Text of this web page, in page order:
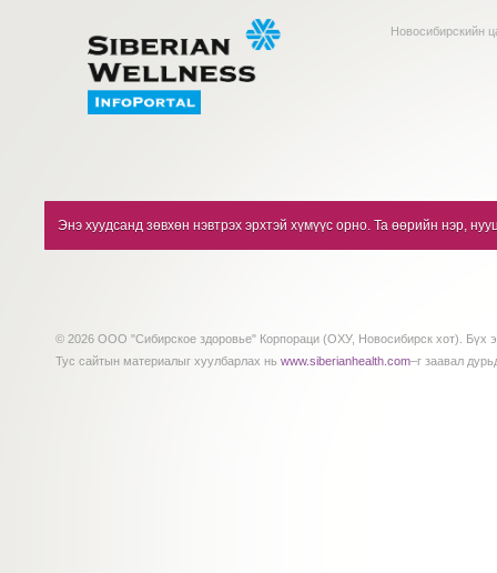
Новосибирскийн
Энэ хуудсанд зөвхөн нэвтрэх эрхтэй хүмүүс орно. Та өөрийн нэр,
© 2026 ООО "Сибирское здоровье" Корпораци (ОХУ, Новосибирск хот). Бүх
Тус сайтын материалыг хуулбарлах нь www.siberianhealth.com–г заавал